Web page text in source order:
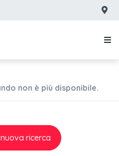
non è più disponibile.
ricerca